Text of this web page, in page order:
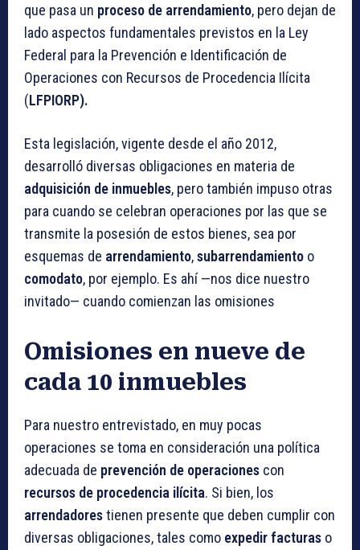
que pasa un proceso de arrendamiento, pero dejan de
lado aspectos fundamentales previstos en la Ley
Federal para la Prevención e Identificación de
Operaciones con Recursos de Procedencia Ilícita
(LFPIORP).
Esta legislación, vigente desde el año 2012,
desarrolló diversas obligaciones en materia de
adquisición de inmuebles, pero también impuso otras
para cuando se celebran operaciones por las que se
transmite la posesión de estos bienes, sea por
esquemas de arrendamiento,subarrendamiento o
comodato, por ejemplo. Es ahí —nos dice nuestro
invitado— cuando comienzan las omisiones
Omisiones en nueve de
cada 10 inmuebles
Para nuestro entrevistado, en muy pocas
operaciones se toma en consideración una política
adecuada de prevención de operaciones con
recursos de procedencia ilícita. Si bien, los
arrendadorestienen presente que deben cumplir con
diversas obligaciones, tales como expedir facturas o